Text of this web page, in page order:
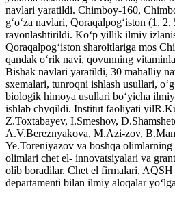
navlari yaratildi. Chimboy-160,
gʻoʻza navlari, Qoraqalpogʻiston (1,
rayonlashtirildi. Koʻp yillik ilmiy
Qoraqalpogʻiston sharoitlariga mos
qandak oʻrik navi, qovunning
Bishak navlari yaratildi, 30 mahalliy
sxemalari, tunroqni ishlash usullari,
biologik himoya usullari boʻyicha
ishlab chyqildi. Institut faoliyati
Z.Toxtabayev, I.Smeshov,
A.V.Bereznyakova, M.Azi-zov,
Ye.Toreniyazov va boshqa
olimlari chet el- innovatsiyalari va
olib boradilar. Chet el firmalari,
departamenti bilan ilmiy aloqalar